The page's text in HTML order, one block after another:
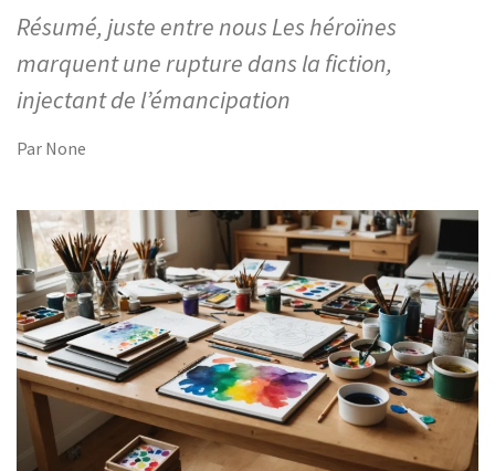
Résumé, juste entre nous Les héroïnes
marquent une rupture dans la fiction,
injectant de l’émancipation
Par None